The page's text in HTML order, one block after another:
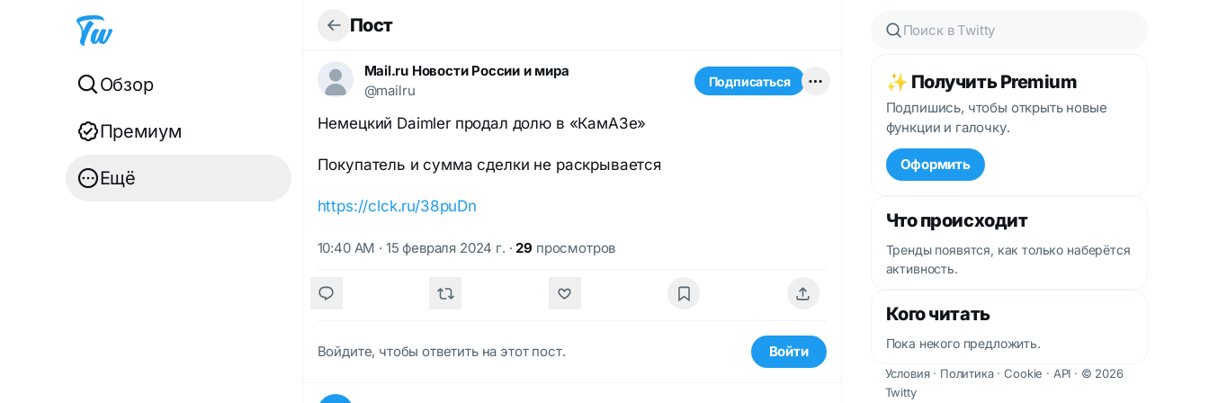
Обзор
Премиум
Ещё
Пост
Mail.ru Новости России и мира
@mailru
Подписаться
Немецкий Daimler продал долю в «КамАЗе»
Покупатель и сумма сделки не раскрывается
https://clck.ru/38puDn
10:40 AM · 15 февраля 2024 г. · 29 просмотров
Войдите, чтобы ответить на этот пост. Войти
✨ Получить Premium
Подпишись, чтобы открыть новые
функции и галочку.
Оформить
Что происходит
Тренды появятся, как только наберётся
активность.
Кого читать
Пока некого предложить.
Условия· Политика·Cookie · API · © 2026
Twitty